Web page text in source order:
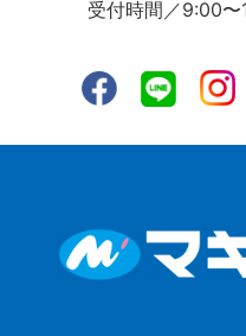
受付時間／9:00〜